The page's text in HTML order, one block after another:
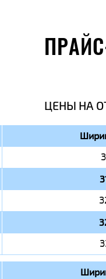
ЦЕНЫ НА